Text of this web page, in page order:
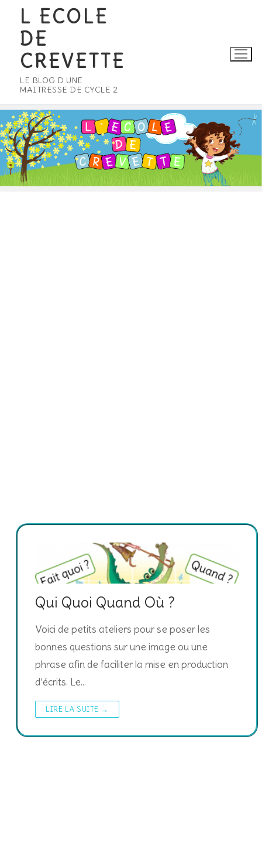
contenu
L ECOLE
DE
CREVETTE
LE BLOG D UNE
MAITRESSE DE CYCLE 2
Qui Quoi Quand Où ?
Voici de petits ateliers pour se poser les
bonnes questions sur une image ou une
phrase afin de faciliter la mise en production
d’écrits. Le…
LIRE LA SUITE →